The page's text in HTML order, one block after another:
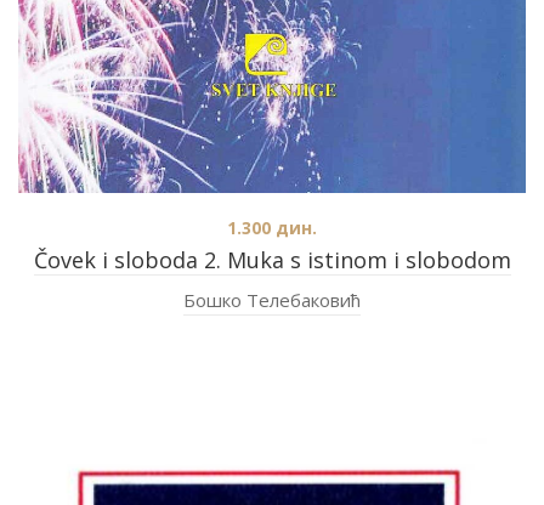
Čovek i sloboda 2. Muka s istinom i slobodom
1.300 дин.
Бошко Телебаковић